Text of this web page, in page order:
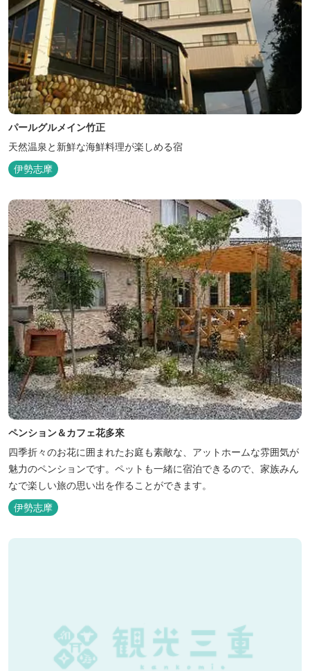
パールグルメイン竹正
天然温泉と新鮮な海鮮料理が楽しめる宿
伊勢志摩
ペンション＆カフェ花多來
四季折々のお花に囲まれたお庭も素敵な、アットホームな雰囲気が
魅力のペンションです。ペットも一緒に宿泊できるので、家族みん
なで楽しい旅の思い出を作ることができます。
伊勢志摩